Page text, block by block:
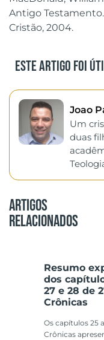
Antigo Testamento.
Cristão, 2004.
Este artigo foi
Joao
Um
duas
Artigos
Relacionados
Resumo
dos
27 e 28 de
Crônicas
Os capítulos 25
Crônicas